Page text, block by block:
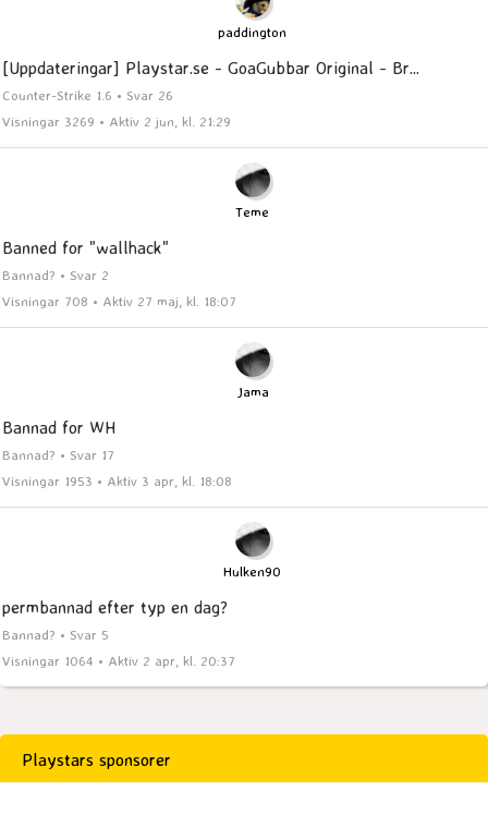
paddington
[Uppdateringar] Playstar.se - GoaGubbar Original - Br...
Counter-Strike 1.6 • Svar 26
Visningar 3269 • Aktiv 2 jun, kl. 21:29
Teme
Banned for "wallhack"
Bannad? • Svar 2
Visningar 708 • Aktiv 27 maj, kl. 18:07
Jama
Bannad for WH
Bannad? • Svar 17
Visningar 1953 • Aktiv 3 apr, kl. 18:08
Hulken90
permbannad efter typ en dag?
Bannad? • Svar 5
Visningar 1064 • Aktiv 2 apr, kl. 20:37
Playstars sponsorer